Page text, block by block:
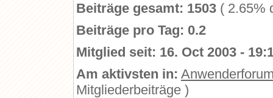
Beiträge gesamt: 1503 ( 2.65%
Beiträge pro Tag: 0.2
Mitglied seit: 16. Oct 2003 -
Am aktivsten in:
Mitgliederbeiträge )